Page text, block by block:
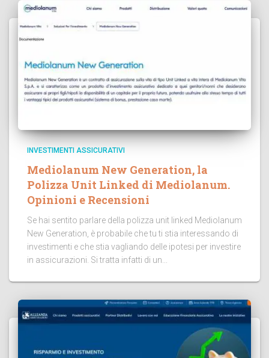
INVESTIMENTI ASSICURATIVI
Mediolanum New Generation, la
Polizza Unit Linked di Mediolanum.
Opinioni e Recensioni
Se hai sentito parlare della polizza unit linked Mediolanum
New Generation, è probabile che tu ti stia interessando di
investimenti e che stia vagliando delle ipotesi per investire
in assicurazioni. Si tratta infatti di un...